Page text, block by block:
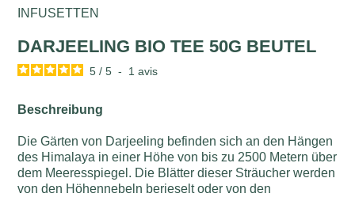
INFUSETTEN
DARJEELING BIO TEE 50G BEUTEL
5 / 5 - 1avis
Beschreibung
Die Gärten von Darjeeling befinden sich an den Hängen
des Himalaya in einer Höhe von bis zu 2500 Metern über
dem Meeresspiegel. Die Blätter dieser Sträucher werden
von den Höhennebeln berieselt oder von den